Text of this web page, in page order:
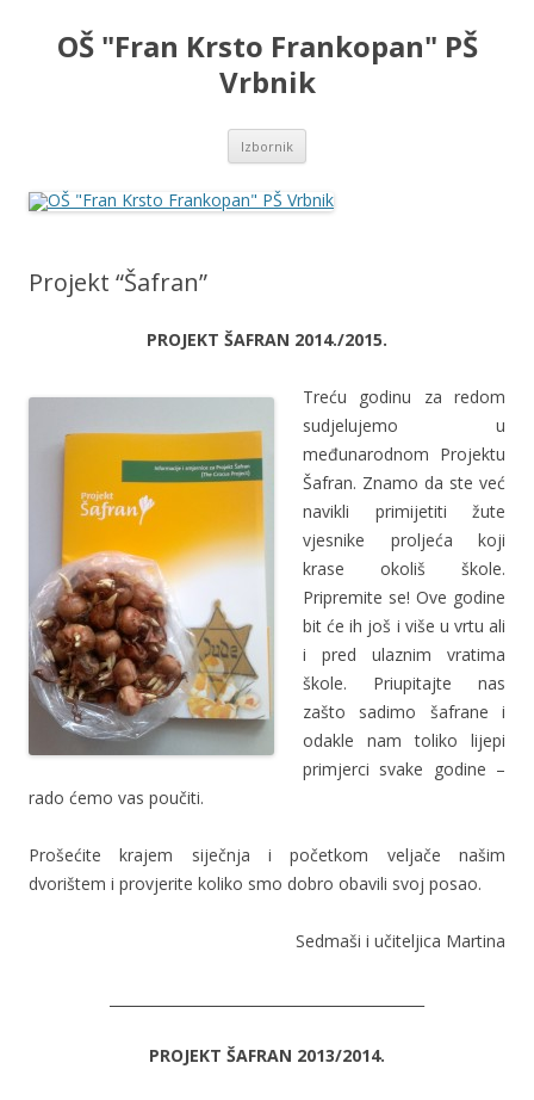
OŠ "Fran Krsto Frankopan" PŠ
Vrbnik
Izbornik
Projekt “Šafran”
PROJEKT ŠAFRAN 2014./2015.
Treću godinu za redom
sudjelujemo u
međunarodnom Projektu
Šafran. Znamo da ste već
navikli primijetiti žute
vjesnike proljeća koji
krase okoliš škole.
Pripremite se! Ove godine
bit će ih još i više u vrtu ali
i pred ulaznim vratima
škole. Priupitajte nas
zašto sadimo šafrane i
odakle nam toliko lijepi
primjerci svake godine –
rado ćemo vas poučiti.
Prošećite krajem siječnja i početkom veljače našim
dvorištem i provjerite koliko smo dobro obavili svoj posao.
Sedmaši i učiteljica Martina
PROJEKT ŠAFRAN 2013/2014.